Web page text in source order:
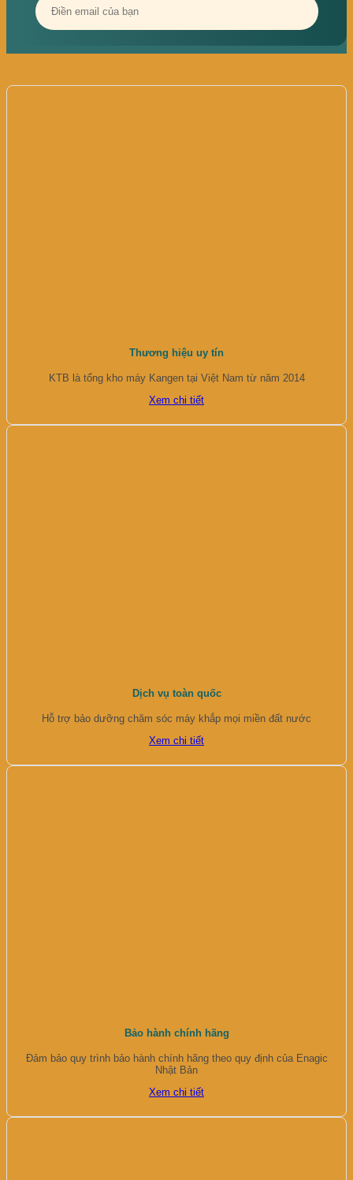
Thương hiệu uy tín
KTB là tổng kho máy Kangen tại Việt Nam từ năm 2014
Xem chi tiết
Dịch vụ toàn quốc
Hỗ trợ bảo dưỡng chăm sóc máy khắp mọi miền đất nước
Xem chi tiết
Bảo hành chính hãng
Đảm bảo quy trình bảo hành chính hãng theo quy định của Enagic
Nhật Bản
Xem chi tiết